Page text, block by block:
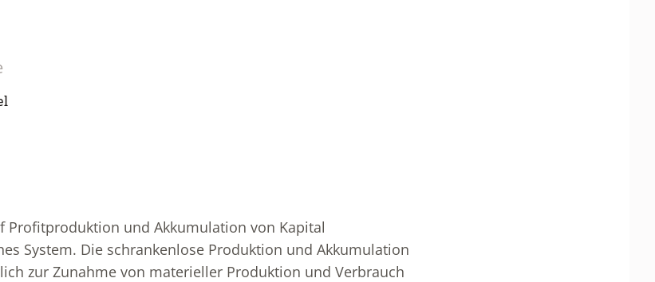
Profitproduktion und Akkumulation von Kapital
System. Die schrankenlose Produktion und Akkumulation
zur Zunahme von materieller Produktion und Verbrauch